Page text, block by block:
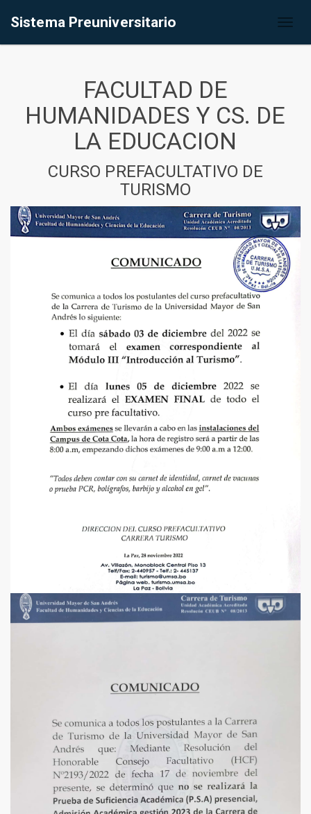
Sistema Preuniversitario
FACULTAD DE
HUMANIDADES Y CS. DE
LA EDUCACION
CURSO PREFACULTATIVO DE
TURISMO